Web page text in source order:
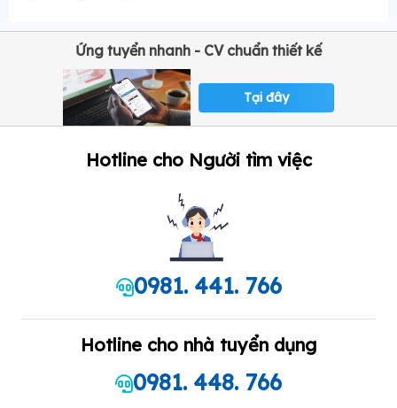
Ứng tuyển nhanh - CV chuẩn thiết kế
Tại đây
Hotline cho Người tìm việc
0981. 441. 766
Hotline cho nhà tuyển dụng
0981. 448. 766